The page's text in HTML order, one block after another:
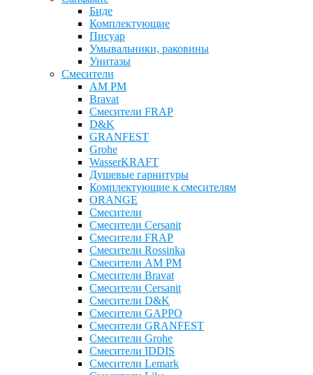
Биде
Комплектующие
Писуар
Умывальники, раковины
Унитазы
Смесители
AM PM
Bravat
Cмесители FRAP
D&K
GRANFEST
Grohe
WasserKRAFT
Душевые гарнитуры
Комплектующие к смесителям
ОRANGE
Смесители
Смесители Cersanit
Смесители FRAP
Смесители Rossinka
Смесители AM PM
Смесители Bravat
Смесители Cersanit
Смесители D&K
Смесители GAPPO
Смесители GRANFEST
Смесители Grohe
Смесители IDDIS
Смесители Lemark